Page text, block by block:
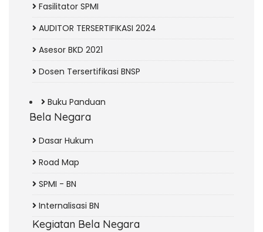
Fasilitator SPMI
AUDITOR TERSERTIFIKASI 2024
Asesor BKD 2021
Dosen Tersertifikasi BNSP
Buku Panduan
Bela Negara
Dasar Hukum
Road Map
SPMI - BN
Internalisasi BN
Kegiatan Bela Negara